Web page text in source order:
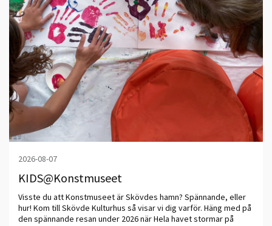
2026-08-07
KIDS@Konstmuseet
Visste du att Konstmuseet är Skövdes hamn? Spännande, eller
hur! Kom till Skövde Kulturhus så visar vi dig varför. Häng med på
den spännande resan under 2026 när Hela havet stormar på